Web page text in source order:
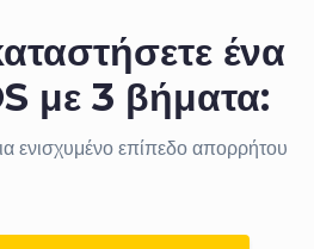
ένα
με 3 βήματα:
ενισχυμένο επίπεδο απορρήτου